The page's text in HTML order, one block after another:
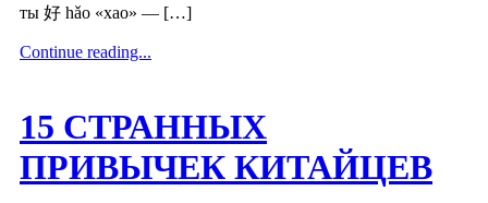
ты 好 hǎo «хао» — […]
Continue reading...
15 СТРАННЫХ
ПРИВЫЧЕК КИТАЙЦЕВ